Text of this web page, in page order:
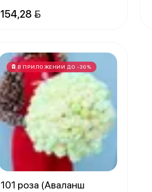
154,28 
В ПРИЛОЖЕНИИ ДО -30%
101 роза (Аваланш